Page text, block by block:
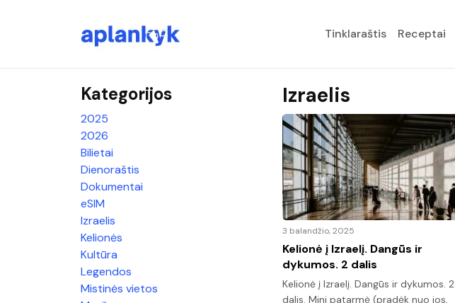
Tinklaraštis Receptai
Kategorijos
2025
2026
Bilietai
Dienoraštis
Dokumentai
eSIM
Izraelis
Kelionės
Kultūra
Legendos
Mistinės vietos
Izraelis
3 balandžio, 2025
Kelionė į Izraelį. Dangūs ir
dykumos. 2 dalis
Kelionė į Izraelį. Dangūs ir dykumos. 2
dalis. Mini patarmė (pradėk nuo jos,